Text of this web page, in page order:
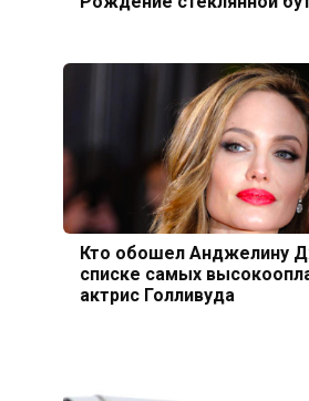
Кто обошел Анджелину
списке самых
актрис Голливуда